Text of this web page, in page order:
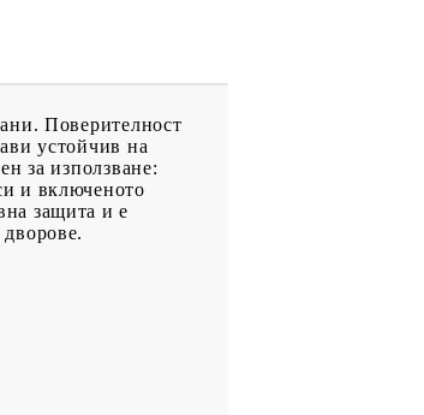
Поверителност
устойчив на
за използване:
и включеното
защита и е